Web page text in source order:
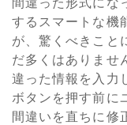
間違った形式にな
するスマートな機
が、驚くべきこと
だ多くはありませ
違った情報を入力
ボタンを押す前に
間違いを直ちに修